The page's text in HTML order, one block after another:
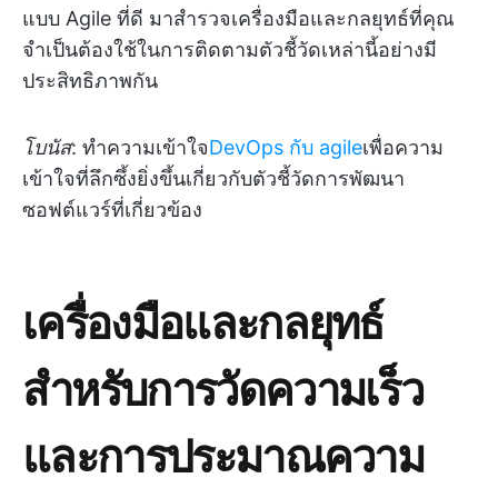
แบบ Agile ที่ดี มาสำรวจเครื่องมือและกลยุทธ์ที่คุณ
จำเป็นต้องใช้ในการติดตามตัวชี้วัดเหล่านี้อย่างมี
ประสิทธิภาพกัน
โบนัส: ทำความเข้าใจDevOps กับ agileเพื่อความ
เข้าใจที่ลึกซึ้งยิ่งขึ้นเกี่ยวกับตัวชี้วัดการพัฒนา
ซอฟต์แวร์ที่เกี่ยวข้อง
เครื่องมือและกลยุทธ์
สำหรับการวัดความเร็ว
และการประมาณความ